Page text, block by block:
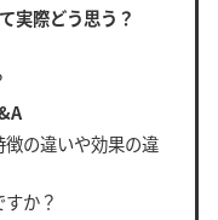
実際どう思う？
の違いや効果の違
か？